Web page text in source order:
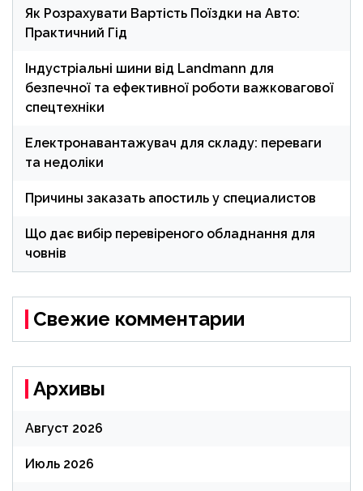
Як Розрахувати Вартість Поїздки на Авто:
Практичний Гід
Індустріальні шини від Landmann для
безпечної та ефективної роботи важковагової
спецтехніки
Електронавантажувач для складу: переваги
та недоліки
Причины заказать апостиль у специалистов
Що дає вибір перевіреного обладнання для
човнів
Свежие комментарии
Архивы
Август 2026
Июль 2026